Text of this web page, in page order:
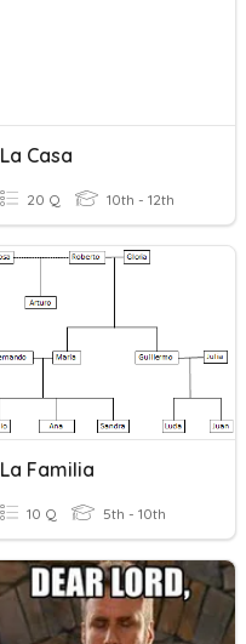
La Casa
20 Q 10th - 12th
La Familia
10 Q 5th - 10th